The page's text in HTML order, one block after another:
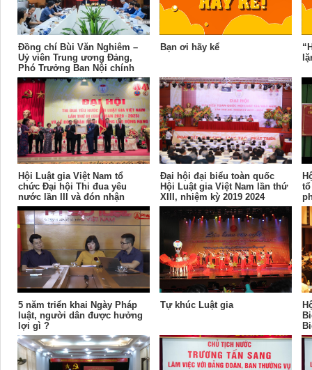
Đồng chí Bùi Văn Nghiêm –
Uỷ viên Trung ương Đảng,
Phó Trưởng Ban Nội chính
Trung ương thăm và làm việc
với Hội Luật gia Việt Nam
Bạn ơi hãy kể
Hội Luật gia Việt Nam tổ
chức Đại hội Thi đua yêu
nước lần III và đón nhận
Huân chương Lao động hạng
Nhì
Đại hội đại biểu toàn quốc
Hội Luật gia Việt Nam lần thứ
XIII, nhiệm kỳ 2019 2024
5 năm triển khai Ngày Pháp
luật, người dân được hưởng
lợi gì ?
Tự khúc Luật gia